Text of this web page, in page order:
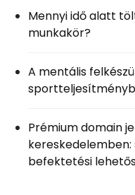
Mennyi idő alatt
munkakör?
A mentális
Prémium domain
befektetési